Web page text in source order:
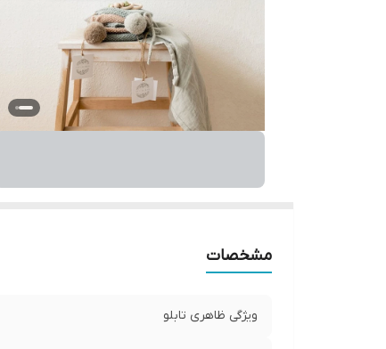
مشخصات
ویژگی ظاهری تابلو